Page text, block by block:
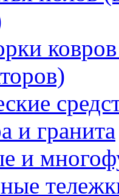
и гранита
и